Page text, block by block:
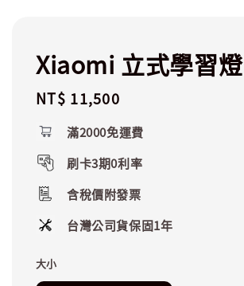
Xiaomi 立式學習燈
Regular
NT$ 11,500
滿2000免運費
刷卡3期0利率
含稅價附發票
台灣公司貨保固1年
大小